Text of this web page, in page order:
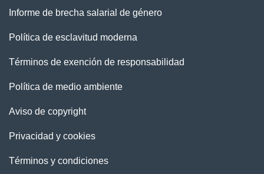
Informe de brecha salarial de género
Política de esclavitud moderna
Términos de exención de responsabilidad
Política de medio ambiente
Aviso de copyright
Privacidad y cookies
Términos y condiciones